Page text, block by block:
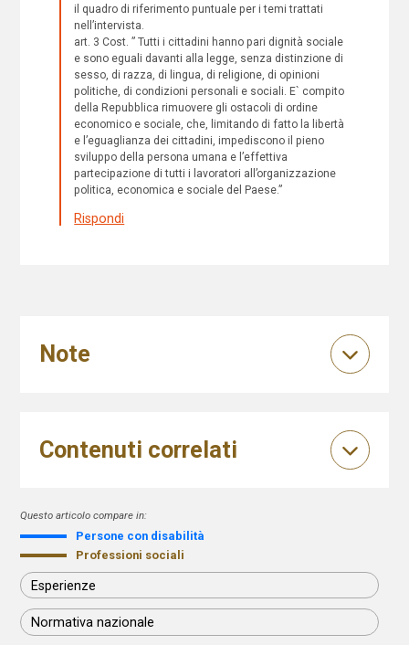
il quadro di riferimento puntuale per i temi trattati
nell’intervista.
art. 3 Cost. ” Tutti i cittadini hanno pari dignità sociale
e sono eguali davanti alla legge, senza distinzione di
sesso, di razza, di lingua, di religione, di opinioni
politiche, di condizioni personali e sociali. E` compito
della Repubblica rimuovere gli ostacoli di ordine
economico e sociale, che, limitando di fatto la libertà
e l’eguaglianza dei cittadini, impediscono il pieno
sviluppo della persona umana e l’effettiva
partecipazione di tutti i lavoratori all’organizzazione
politica, economica e sociale del Paese.”
Rispondi
Note
Contenuti correlati
Questo articolo compare in:
Persone con disabilità
Professioni sociali
Esperienze
Normativa nazionale